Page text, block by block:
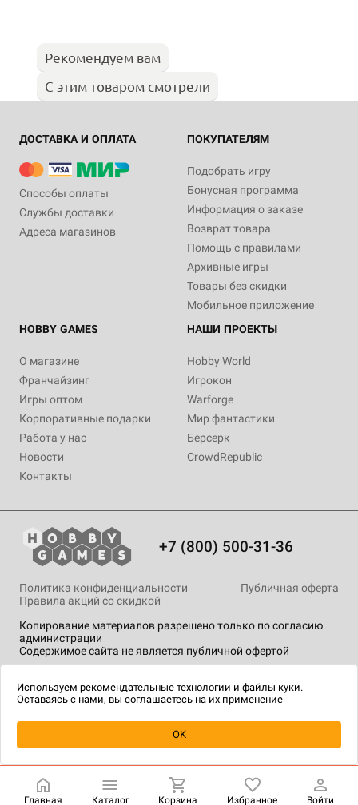
Уведомить о наличии
Рекомендуем вам
С этим товаром смотрели
ДОСТАВКА И ОПЛАТА
Способы оплаты
Службы доставки
Адреса магазинов
ПОКУПАТЕЛЯМ
Подобрать игру
Бонусная программа
Информация о заказе
Возврат товара
Помощь с правилами
Архивные игры
Товары без скидки
Мобильное приложение
HOBBY GAMES
О магазине
Франчайзинг
Игры оптом
Корпоративные подарки
Работа у нас
Новости
Контакты
НАШИ ПРОЕКТЫ
Hobby World
Игрокон
Warforge
Мир фантастики
Берсерк
CrowdRepublic
+7 (800) 500-31-36
Копирование материалов разрешено только по согласию
администрации
Содержимое сайта не является публичной офертой
Политика конфиденциальности
Публичная оферта
Правила акций со скидкой
технологии.
Главная Каталог Корзина Избранное Войти
Используем рекомендательные технологии и файлы куки.
Оставаясь с нами, вы соглашаетесь на их применение
OK